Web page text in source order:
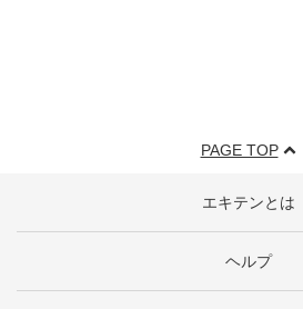
PAGE TOP
エキテンとは
ヘルプ